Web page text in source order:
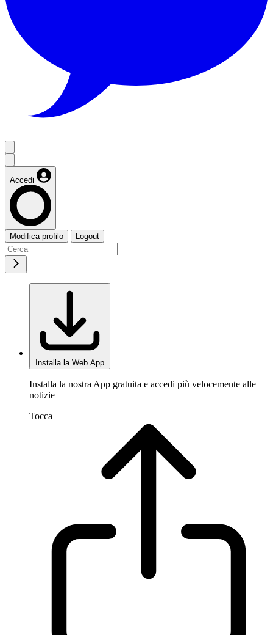
Accedi
Modifica profilo Logout
Installa la Web App
Installa la nostra App gratuita e accedi più velocemente alle
notizie
Tocca